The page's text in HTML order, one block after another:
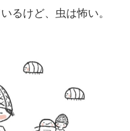
るけど、虫は怖い。